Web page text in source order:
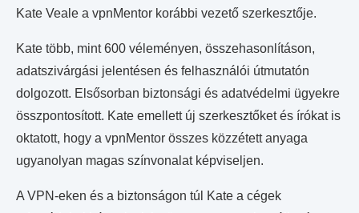
Kate Veale a vpnMentor korábbi vezető szerkesztője.
Kate több, mint 600 véleményen, összehasonlításon,
adatszivárgási jelentésen és felhasználói útmutatón
dolgozott. Elsősorban biztonsági és adatvédelmi ügyekre
összpontosított. Kate emellett új szerkesztőket és írókat is
oktatott, hogy a vpnMentor összes közzétett anyaga
ugyanolyan magas színvonalat képviseljen.
A VPN-eken és a biztonságon túl Kate a cégek